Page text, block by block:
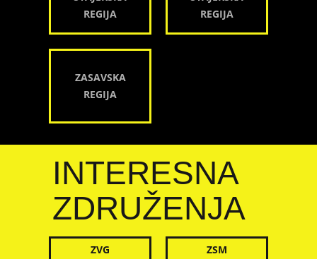
REGIJA
REGIJA
ZASAVSKA
REGIJA
INTERESNA
ZDRUŽENJA
ZVG ZSM